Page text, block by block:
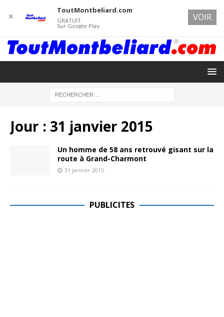
Jour : 31 janvier 2015
Un homme de 58 ans retrouvé gisant sur la
route à Grand-Charmont
31 janvier 2015
PUBLICITES
✕
ToutMontbeliard.com
GRATUIT
Sur Google Play
VOIR